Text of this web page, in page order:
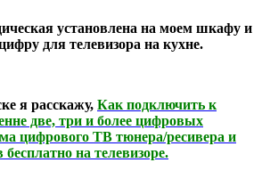
установлена на моем шкафу и
для телевизора на кухне.
я расскажу, Как подключить к
две, три и более цифровых
цифрового ТВ тюнера/ресивера и
на телевизоре.